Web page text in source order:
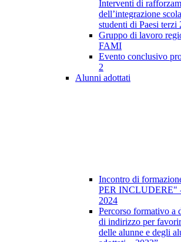
Interventi di
dell’integrazione
studenti di Paesi terzi
Gruppo di lavoro
FAMI
Evento conclusivo
2
Alunni adottati
Incontro di
PER INCLUDERE" -
2024
Percorso formativo a
di indirizzo per
delle alunne e degli